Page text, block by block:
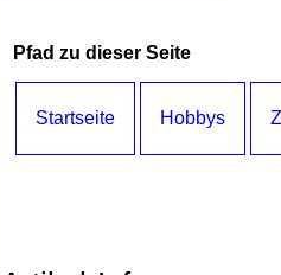
Pfad zu dieser Seite
Startseite Hobbys